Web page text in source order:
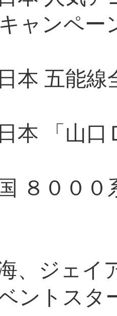
ャンペー
本 五能
本 「山
８００
、ジェイ
ントスタ